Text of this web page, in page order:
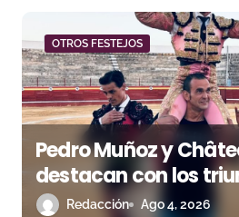
d
e
e
n
OTROS FESTEJOS
Pedro Muñoz y
destacan con los
Andrades e Ismael
Redacción Ago 4, 2026